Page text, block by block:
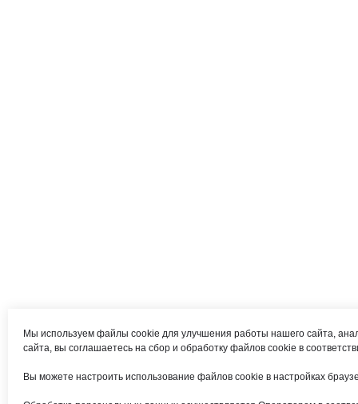
Мы используем файлы cookie для улучшения работы нашего сайта,
сайта, вы соглашаетесь на сбор и обработку файлов cookie в
Вы можете настроить использование файлов cookie в настройках